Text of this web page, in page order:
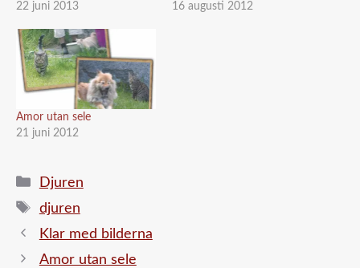
22 juni 2013
16 augusti 2012
Amor utan sele
21 juni 2012
Kategorier
Djuren
Etiketter
djuren
Klar med bilderna
Amor utan sele